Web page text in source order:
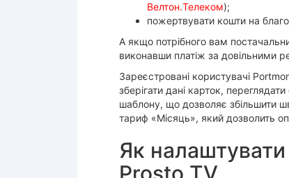
Велтон.Телеком);
пожертвувати кошти на
А якщо потрібного вам
виконавши платіж за довільними
Зареєстровані користувачі
зберігати дані карток,
шаблону, що дозволяє збільшити
тариф «Місяць», який дозволить
Як налаштувати